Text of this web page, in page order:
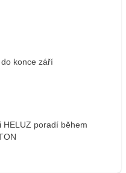
konce září
HELUZ poradí během